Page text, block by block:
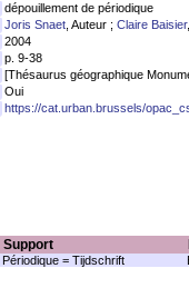
dépouillement de périodique
Joris Snaet , Auteur ; Claire Baisier
2004
p. 9-38
[Thésaurus géographique
Oui
https://cat.urban.brussels/
Support
Périodique = Tijdschrift